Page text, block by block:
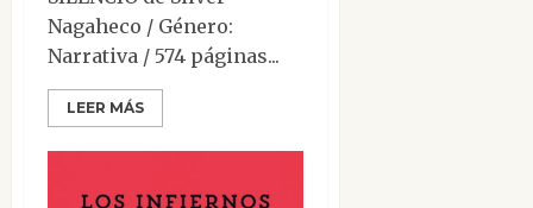
Nagaheco / Género:
Narrativa / 574 páginas...
LEER MÁS